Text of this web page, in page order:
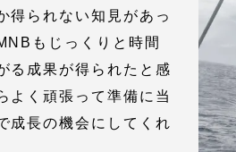
得られない知見があっ
もじっくりと時間
る成果が得られたと感
よく頑張って準備に当
成長の機会にしてくれ